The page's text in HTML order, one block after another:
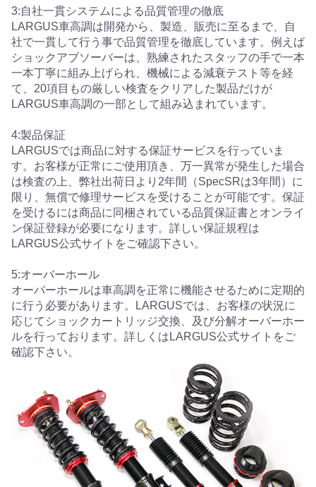
3:自社一貫システムによる品質管理の徹底
LARGUS車高調は開発から、製造、販売に至るまで、自
社で一貫して行う事で品質管理を徹底しています。例えば
ショックアブソーバーは、熟練されたスタッフの手で一本
一本丁寧に組み上げられ、機械による減衰テスト等を経
て、20項目もの厳しい検査をクリアした製品だけが
LARGUS車高調の一部として組み込まれています。
4:製品保証
LARGUSでは商品に対する保証サービスを行っていま
す。お客様が正常にご使用頂き、万一異常が発生した場合
は検査の上、弊社出荷日より2年間（SpecSRは3年間）に
限り、無償で修理サービスを受けることが可能です。保証
を受けるには商品に同梱されている品質保証書とオンライ
ン保証登録が必要になります。詳しい保証規程は
LARGUS公式サイトをご確認下さい。
5:オーバーホール
オーバーホールは車高調を正常に機能させるために定期的
に行う必要があります。LARGUSでは、お客様の状況に
応じてショックカートリッジ交換、及び分解オーバーホー
ルを行っております。詳しくはLARGUS公式サイトをご
確認下さい。